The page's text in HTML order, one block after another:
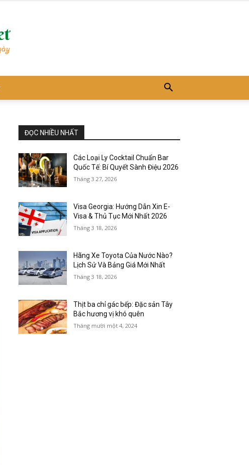
ĐỌC NHIỀU NHẤT
Các Loại Ly Cocktail Chuẩn Bar
Quốc Tế: Bí Quyết Sành Điệu 2026
Tháng 3 27, 2026
Visa Georgia: Hướng Dẫn Xin E-
Visa & Thủ Tục Mới Nhất 2026
Tháng 3 18, 2026
Hãng Xe Toyota Của Nước Nào?
Lịch Sử Và Bảng Giá Mới Nhất
Tháng 3 18, 2026
Thịt ba chỉ gác bếp: Đặc sản Tây
Bắc hương vị khó quên
Tháng mười một 4, 2024